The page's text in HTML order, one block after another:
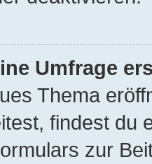
Umfrage
Thema
findest du
zur